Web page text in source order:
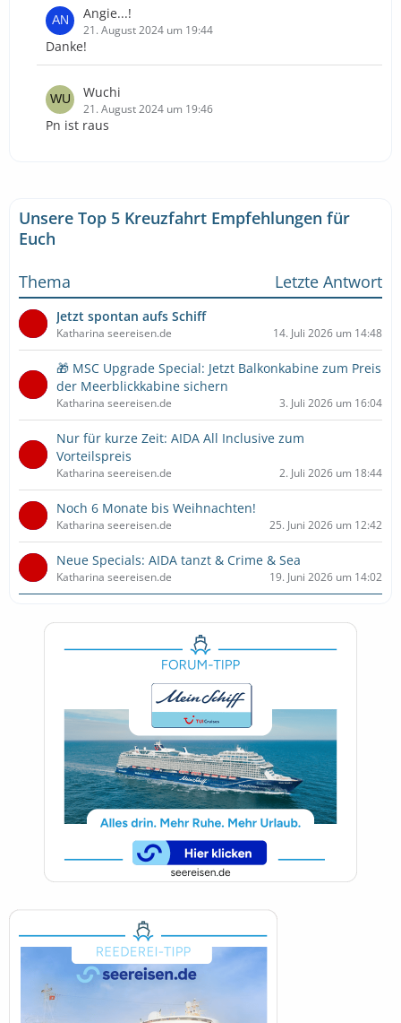
Angie...!
21. August 2024 um 19:44
Danke!
Wuchi
21. August 2024 um 19:46
Pn ist raus
Unsere Top 5 Kreuzfahrt Empfehlungen für
Euch
Thema
Letzte Antwort
Jetzt spontan aufs Schiff
Katharina seereisen.de 14. Juli 2026 um 14:48
🎁 MSC Upgrade Special: Jetzt Balkonkabine zum Preis
der Meerblickkabine sichern
Katharina seereisen.de 3. Juli 2026 um 16:04
Nur für kurze Zeit: AIDA All Inclusive zum
Vorteilspreis
Katharina seereisen.de 2. Juli 2026 um 18:44
Noch 6 Monate bis Weihnachten!
Katharina seereisen.de 25. Juni 2026 um 12:42
Neue Specials: AIDA tanzt & Crime & Sea
Katharina seereisen.de 19. Juni 2026 um 14:02